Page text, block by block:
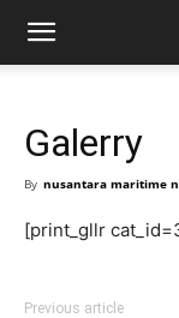
Galerry
By nusantara maritime
[print_gllr
Previous article